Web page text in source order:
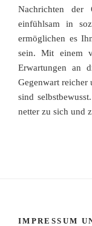
Nachrichten der
einfühlsam in
ermöglichen es
sein. Mit einem
Erwartungen an
Gegenwart reicher
sind
netter zu sich und
IMPRESSUM